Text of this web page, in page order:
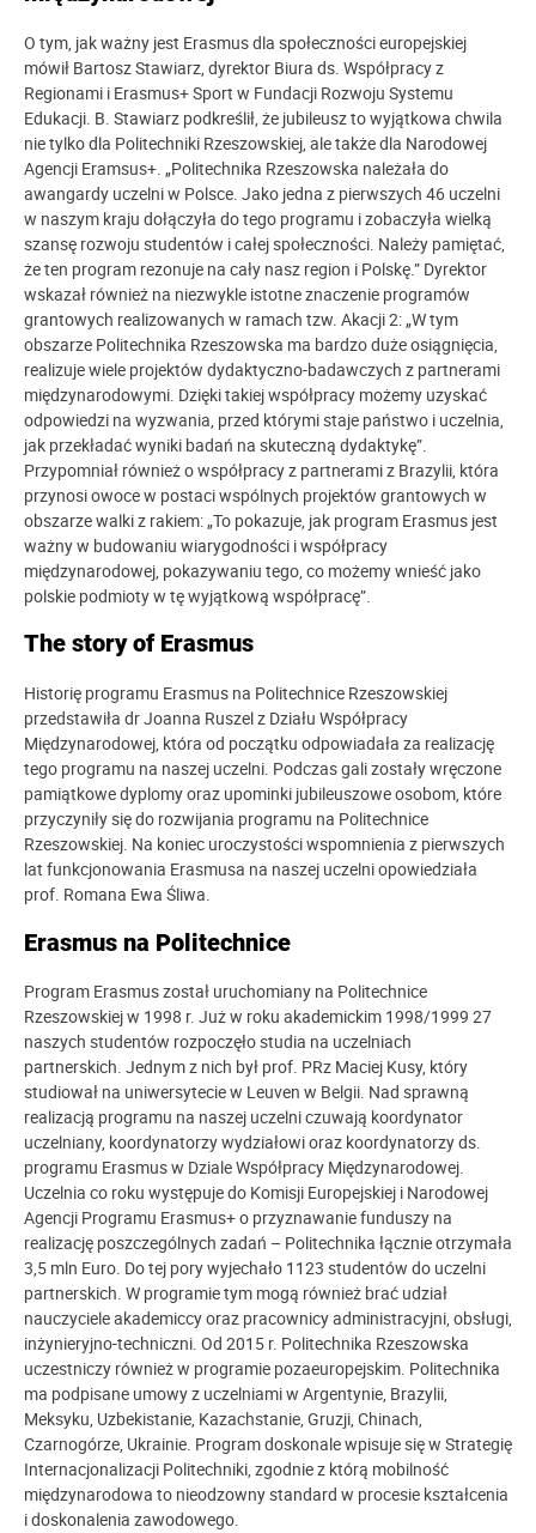
O tym, jak ważny jest Erasmus dla społeczności europejskiej
mówił Bartosz Stawiarz, dyrektor Biura ds. Współpracy z
Regionami i Erasmus+ Sport w Fundacji Rozwoju Systemu
Edukacji. B. Stawiarz podkreślił, że jubileusz to wyjątkowa chwila
nie tylko dla Politechniki Rzeszowskiej, ale także dla Narodowej
Agencji Eramsus+. „Politechnika Rzeszowska należała do
awangardy uczelni w Polsce. Jako jedna z pierwszych 46 uczelni
w naszym kraju dołączyła do tego programu i zobaczyła wielką
szansę rozwoju studentów i całej społeczności. Należy pamiętać,
że ten program rezonuje na cały nasz region i Polskę.” Dyrektor
wskazał również na niezwykle istotne znaczenie programów
grantowych realizowanych w ramach tzw. Akacji 2: „W tym
obszarze Politechnika Rzeszowska ma bardzo duże osiągnięcia,
realizuje wiele projektów dydaktyczno-badawczych z partnerami
międzynarodowymi. Dzięki takiej współpracy możemy uzyskać
odpowiedzi na wyzwania, przed którymi staje państwo i uczelnia,
jak przekładać wyniki badań na skuteczną dydaktykę”.
Przypomniał również o współpracy z partnerami z Brazylii, która
przynosi owoce w postaci wspólnych projektów grantowych w
obszarze walki z rakiem: „To pokazuje, jak program Erasmus jest
ważny w budowaniu wiarygodności i współpracy
międzynarodowej, pokazywaniu tego, co możemy wnieść jako
polskie podmioty w tę wyjątkową współpracę”.
The story of Erasmus
Historię programu Erasmus na Politechnice Rzeszowskiej
przedstawiła dr Joanna Ruszel z Działu Współpracy
Międzynarodowej, która od początku odpowiadała za realizację
tego programu na naszej uczelni. Podczas gali zostały wręczone
pamiątkowe dyplomy oraz upominki jubileuszowe osobom, które
przyczyniły się do rozwijania programu na Politechnice
Rzeszowskiej. Na koniec uroczystości wspomnienia z pierwszych
lat funkcjonowania Erasmusa na naszej uczelni opowiedziała
prof. Romana Ewa Śliwa.
Erasmus na Politechnice
Program Erasmus został uruchomiany na Politechnice
Rzeszowskiej w 1998 r. Już w roku akademickim 1998/1999 27
naszych studentów rozpoczęło studia na uczelniach
partnerskich. Jednym z nich był prof. PRz Maciej Kusy, który
studiował na uniwersytecie w Leuven w Belgii. Nad sprawną
realizacją programu na naszej uczelni czuwają koordynator
uczelniany, koordynatorzy wydziałowi oraz koordynatorzy ds.
programu Erasmus w Dziale Współpracy Międzynarodowej.
Uczelnia co roku występuje do Komisji Europejskiej i Narodowej
Agencji Programu Erasmus+ o przyznawanie funduszy na
realizację poszczególnych zadań – Politechnika łącznie otrzymała
3,5 mln Euro. Do tej pory wyjechało 1123 studentów do uczelni
partnerskich. W programie tym mogą również brać udział
nauczyciele akademiccy oraz pracownicy administracyjni, obsługi,
inżynieryjno-techniczni. Od 2015 r. Politechnika Rzeszowska
uczestniczy również w programie pozaeuropejskim. Politechnika
ma podpisane umowy z uczelniami w Argentynie, Brazylii,
Meksyku, Uzbekistanie, Kazachstanie, Gruzji, Chinach,
Czarnogórze, Ukrainie. Program doskonale wpisuje się w Strategię
Internacjonalizacji Politechniki, zgodnie z którą mobilność
międzynarodowa to nieodzowny standard w procesie kształcenia
i doskonalenia zawodowego.